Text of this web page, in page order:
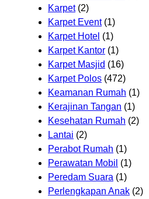
Karpet(2)
Karpet Event(1)
Karpet Hotel (1)
Karpet Kantor (1)
Karpet Masjid (16)
Karpet Polos (472)
Keamanan Rumah (1)
Kerajinan Tangan (1)
Kesehatan Rumah (2)
Lantai (2)
Perabot Rumah (1)
Perawatan Mobil (1)
Peredam Suara (1)
Perlengkapan Anak (2)